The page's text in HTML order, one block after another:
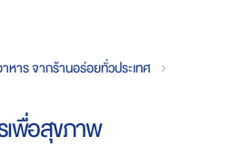
หาร จากร้านอร่อยทั่วประเทศ
เพื่อสุขภาพ